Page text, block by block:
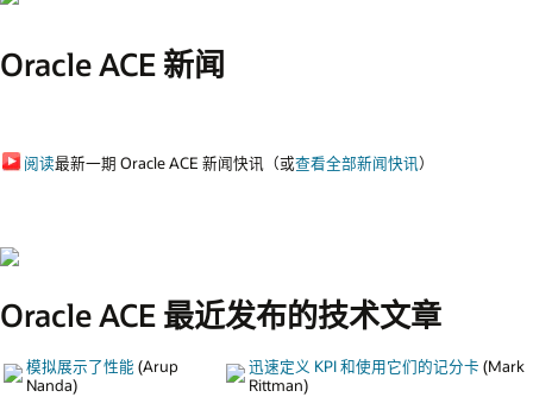
Oracle ACE 新闻
阅读最新一期 Oracle ACE 新闻快讯（或查看全部新闻快讯）
Oracle ACE 最近发布的技术文章
模拟展示了性能 (Arup
Nanda)
迅速定义 KPI 和使用它们的记分卡 (Mark
Rittman)